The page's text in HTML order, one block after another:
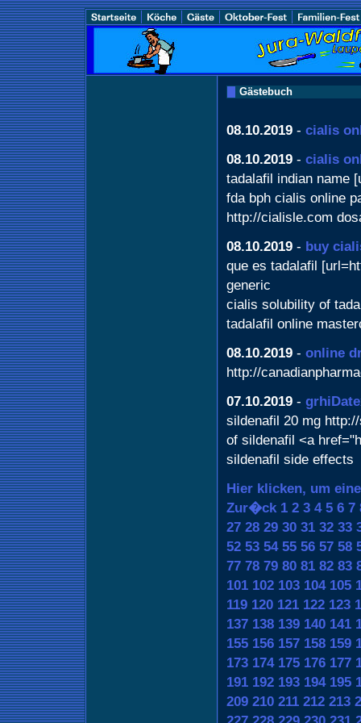
Gästebuch
08.10.2019 - cialis
08.10.2019 - cialis
tadalafil indian name
fda bph cialis online
http://cialisle.com
08.10.2019 - buy
que es tadalafil
generic
cialis solubility of
tadalafil online
08.10.2019 - online
http://
07.10.2019 -
sildenafil 20 mg
of sildenafil <a
sildenafil side effects
Hier klicken, um
Zur�ck 1 2 3 4 5 6 7
27 28 29 30 31 32 33
52 53 54 55 56 57 58
77 78 79 80 81 82 83
101 102 103 104 105
119 120 121 122 123
137 138 139 140 141
155 156 157 158 159
173 174 175 176 177
191 192 193 194 195
209 210 211 212 213